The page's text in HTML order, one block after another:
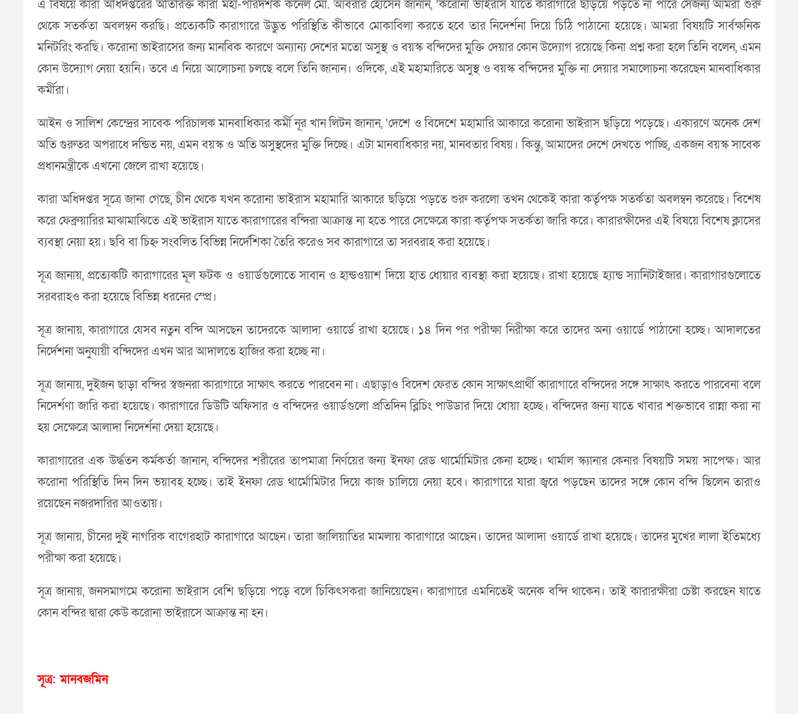
এ বিষয়ে কারা অধিদপ্তরের অতিরিক্ত কারা মহা-পরিদর্শক কর্নেল মো. আবরার হোসেন জানান, ‘করোনা ভাইরাস যাতে কারাগারে ছড়িয়ে পড়তে না পারে সেজন্য আমরা শুরু
থেকে সতর্কতা অবলম্বন করছি। প্রত্যেকটি কারাগারে উদ্ভুত পরিস্থিতি কীভাবে মোকাবিলা করতে হবে তার নিদের্শনা দিয়ে চিঠি পাঠানো হয়েছে। আমরা বিষয়টি সার্বক্ষনিক
মনিটরিং করছি। করোনা ভাইরাসের জন্য মানবিক কারণে অন্যান্য দেশের মতো অসুস্থ ও বয়স্ক বন্দিদের মুক্তি দেয়ার কোন উদ্যোগ রয়েছে কিনা প্রশ্ন করা হলে তিনি বলেন, এমন
কোন উদ্যোগ নেয়া হয়নি। তবে এ নিয়ে আলোচনা চলছে বলে তিনি জানান। ওদিকে, এই মহামারিতে অসুস্থ ও বয়স্ক বন্দিদের মুক্তি না দেয়ার সমালোচনা করেছেন মানবাধিকার
কর্মীরা।
আইন ও সালিশ কেন্দ্রের সাবেক পরিচালক মানবাধিকার কর্মী নূর খান লিটন জানান, ‘দেশে ও বিদেশে মহামারি আকারে করোনা ভাইরাস ছড়িয়ে পড়েছে। একারণে অনেক দেশ
অতি গুরুতর অপরাধে দন্ডিত নয়, এমন বয়স্ক ও অতি অসুস্থদের মুক্তি দিচ্ছে। এটা মানবাধিকার নয়, মানবতার বিষয়। কিন্তু, আমাদের দেশে দেখতে পাচ্ছি, একজন বয়স্ক সাবেক
প্রধানমন্ত্রীকে এখনো জেলে রাখা হয়েছে।
কারা অধিদপ্তর সূত্রে জানা গেছে, চীন থেকে যখন করোনা ভাইরাস মহামারি আকারে ছড়িয়ে পড়তে শুরু করলো তখন থেকেই কারা কর্তৃপক্ষ সতর্কতা অবলম্বন করেছে। বিশেষ
করে ফেব্রুয়ারির মাঝামাঝিতে এই ভাইরাস যাতে কারাগারের বন্দিরা আক্রান্ত না হতে পারে সেক্ষেত্রে কারা কর্তৃপক্ষ সতর্কতা জারি করে। কারারক্ষীদের এই বিষয়ে বিশেষ ক্লাসের
ব্যবস্থা নেয়া হয়। ছবি বা চিহ্ন সংবলিত বিভিন্ন নির্দেশিকা তৈরি করেও সব কারাগারে তা সরবরাহ করা হয়েছে।
সূত্র জানায়, প্রত্যেকটি কারাগারের মূল ফটক ও ওয়ার্ডগুলোতে সাবান ও হান্ডওয়াশ দিয়ে হাত ধোয়ার ব্যবস্থা করা হয়েছে। রাখা হয়েছে হ্যান্ড স্যানিটাইজার। কারাগারগুলোতে
সরবরাহও করা হয়েছে বিভিন্ন ধরনের স্প্রে।
সূত্র জানায়, কারাগারে যেসব নতুন বন্দি আসছেন তাদেরকে আলাদা ওয়ার্ডে রাখা হয়েছে। ১৪ দিন পর পরীক্ষা নিরীক্ষা করে তাদের অন্য ওয়ার্ডে পাঠানো হচ্ছে। আদালতের
নির্দেশনা অনুযায়ী বন্দিদের এখন আর আদালতে হাজির করা হচ্ছে না।
সূত্র জানায়, দুইজন ছাড়া বন্দির স্বজনরা কারাগারে সাক্ষাৎ করতে পারবেন না। এছাড়াও বিদেশ ফেরত কোন সাক্ষাৎপ্রার্থী কারাগারে বন্দিদের সঙ্গে সাক্ষাৎ করতে পারবেনা বলে
নিদের্শণা জারি করা হয়েছে। কারাগারে ডিউটি অফিসার ও বন্দিদের ওয়ার্ডগুলো প্রতিদিন ব্লিচিং পাউডার দিয়ে ধোয়া হচ্ছে। বন্দিদের জন্য যাতে খাবার শক্তভাবে রান্না করা না
হয় সেক্ষেত্রে আলাদা নিদের্শনা দেয়া হয়েছে।
কারাগারের এক উর্দ্ধতন কর্মকর্তা জানান, বন্দিদের শরীরের তাপমাত্রা নির্ণয়ের জন্য ইনফা রেড থার্মোমিটার কেনা হচ্ছে। থার্মাল স্ক্যানার কেনার বিষয়টি সময় সাপেক্ষ। আর
করোনা পরিস্থিতি দিন দিন ভয়াবহ হচ্ছে। তাই ইনফা রেড থার্মোমিটার দিয়ে কাজ চালিয়ে নেয়া হবে। কারাগারে যারা জ্বরে পড়ছেন তাদের সঙ্গে কোন বন্দি ছিলেন তারাও
রয়েছেন নজরদারির আওতায়।
সূত্র জানায়, চীনের দুই নাগরিক বাগেরহাট কারাগারে আছেন। তারা জালিয়াতির মামলায় কারাগারে আছেন। তাদের আলাদা ওয়ার্ডে রাখা হয়েছে। তাদের মুখের লালা ইতিমধ্যে
পরীক্ষা করা হয়েছে।
সূত্র জানায়, জনসমাগমে করোনা ভাইরাস বেশি ছড়িয়ে পড়ে বলে চিকিৎসকরা জানিয়েছেন। কারাগারে এমনিতেই অনেক বন্দি থাকেন। তাই কারারক্ষীরা চেষ্টা করছেন যাতে
কোন বন্দির দ্বারা কেউ করোনা ভাইরাসে আক্রান্ত না হন।
সূত্র: মানবজমিন